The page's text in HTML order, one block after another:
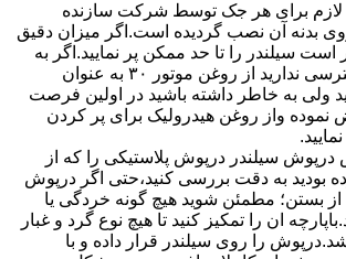
لازم برای هر جک توسط شرکت سازنده
بدنه آن نصب گردیده است.اگر میزان دقیق
است سیلندر را تا حد ممکن پر نمایید.اگر به
روغن هیدرولیک دسترسی ندارید از روغن موتور ۳۰ به عنوان
ولی به خاطر داشته باشید در اولین فرصت
نموده واز روغن هیدرولیک برای پر کردن
سیلندر درپوش پلاستیکی را که از
بودید به دقت بررسی کنید،حتی اگر درپوش
از بستن؛ مطمئن شوید هیچ گونه خردگی یا
ان را تمکیز کنید تا هیچ نوع گرد و غبار
را روی سیلندر قرار داده و با